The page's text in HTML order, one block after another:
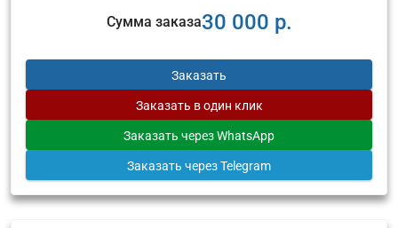
Сумма заказа30 000 р.
Заказать
Заказать в один клик
Заказать через WhatsApp
Заказать через Telegram